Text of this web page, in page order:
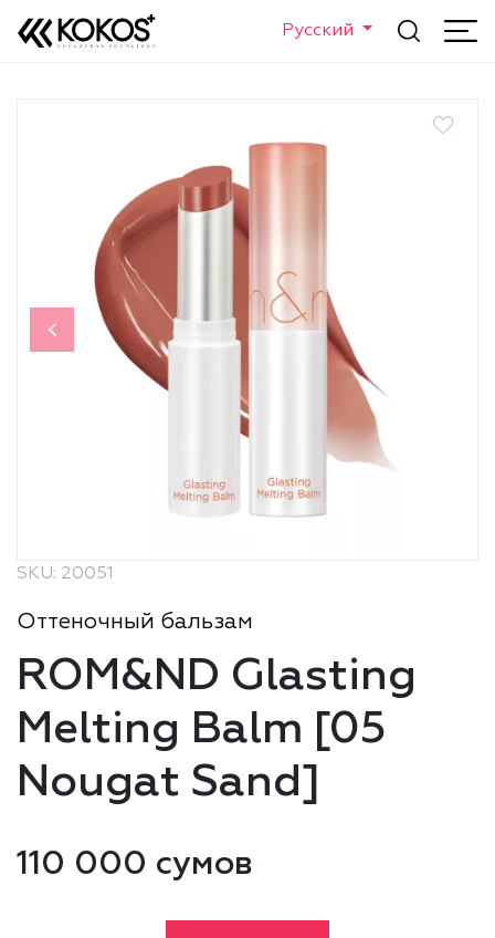
Русский
SKU: 20051
Оттеночный бальзам
ROM&ND Glasting
Melting Balm [05
Nougat Sand]
110 000 сумов